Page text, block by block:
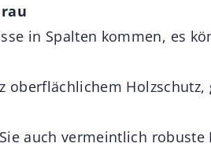
in Spalten kommen, es
oberflächlichem Holzschutz,
auch vermeintlich